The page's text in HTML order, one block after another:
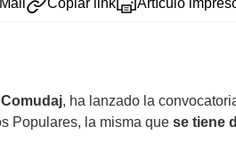
Copiar link Artículo
, ha lanzado la
Populares, la misma que se tiene